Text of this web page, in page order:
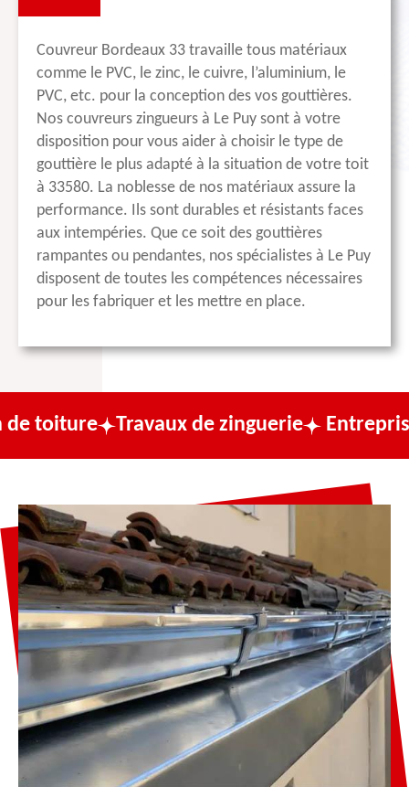
Couvreur Bordeaux 33 travaille tous matériaux
comme le PVC, le zinc, le cuivre, l’aluminium, le
PVC, etc. pour la conception des vos gouttières.
Nos couvreurs zingueurs à Le Puy sont à votre
disposition pour vous aider à choisir le type de
gouttière le plus adapté à la situation de votre toit
à 33580. La noblesse de nos matériaux assure la
performance. Ils sont durables et résistants faces
aux intempéries. Que ce soit des gouttières
rampantes ou pendantes, nos spécialistes à Le Puy
disposent de toutes les compétences nécessaires
pour les fabriquer et les mettre en place.
Travaux de zinguerie Entreprise de